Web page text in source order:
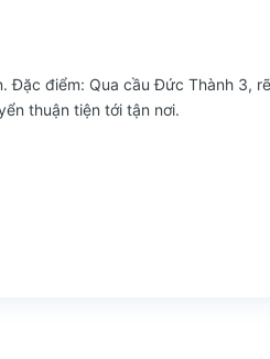
Đặc điểm: Qua cầu Đức Thành 3,
thuận tiện tới tận nơi.